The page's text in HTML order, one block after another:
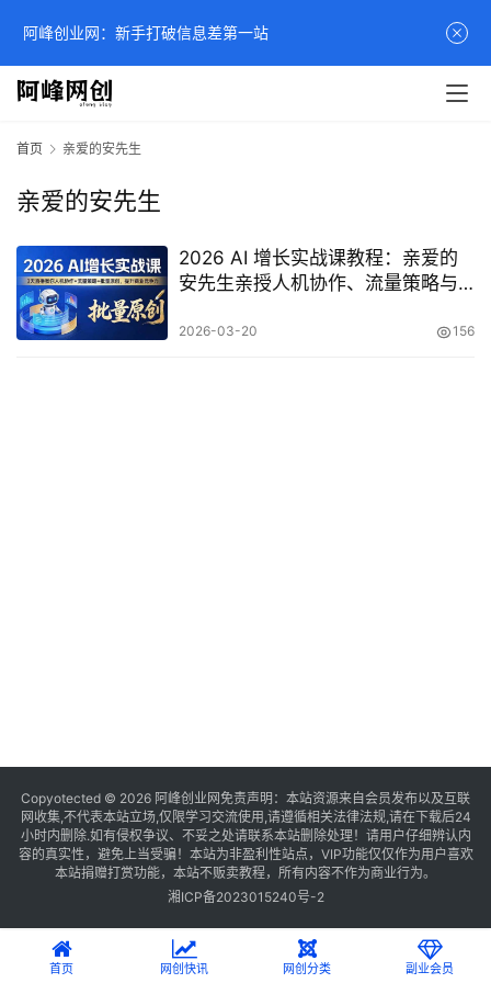
首页 亲爱的安先生
亲爱的安先生
2026 AI 增长实战课教程：亲爱的
安先生亲授人机协作、流量策略与
2026-03-20 156
Copyotected © 2026 阿峰创业网 免责声明：本站资源来自会员发布以及互联
网收集,不代表本站立场,仅限学习交流使用,请遵循相关法律法规,请在下载后24
小时内删除.如有侵权争议、不妥之处请联系本站删除处理！请用户仔细辨认内
容的真实性，避免上当受骗！本站为非盈利性站点，VIP功能仅仅作为用户喜欢
本站捐赠打赏功能，本站不贩卖教程，所有内容不作为商业行为。
湘ICP备2023015240号-2
首页 网创快讯 网创分类 副业会员
阿峰创业网：新手打破信息差第一站